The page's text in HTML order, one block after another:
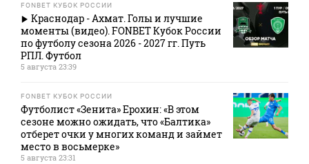
FONBET КУБОК РОССИИ
Краснодар - Ахмат. Голы и лучшие
моменты (видео). FONBET Кубок России
по футболу сезона 2026 - 2027 гг. Путь
РПЛ. Футбол
5 августа 23:39
FONBET КУБОК РОССИИ
Футболист «Зенита» Ерохин: «В этом
сезоне можно ожидать, что «Балтика»
отберет очки у многих команд и займет
место в восьмерке»
5 августа 23:31